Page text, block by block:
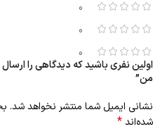
0
0
0
اولین نفری باشید که دیدگاهی را
من”
نشانی ایمیل شما منتشر نخواهد شد.
شده‌اند*